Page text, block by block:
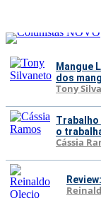
Mangue
dos
Tony
Trabalho
o
Cássia